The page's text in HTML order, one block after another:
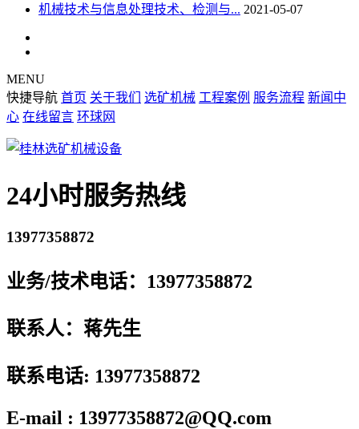
机械技术与信息处理技术、检测与... 2021-05-07
MENU
快捷导航 首页 关于我们 选矿机械 工程案例 服务流程 新闻中
心 在线留言 环球网
24小时服务热线
13977358872
业务/技术电话：13977358872
联系人：蒋先生
联系电话: 13977358872
E-mail : 13977358872@QQ.com